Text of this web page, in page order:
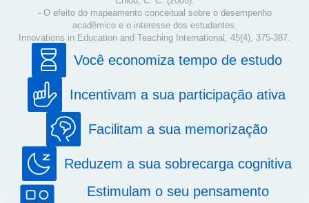
- O efeito do mapeamento conceitual sobre o desempenho
acadêmico e o interesse dos estudantes.
Innovations in Education and Teaching International, 45(4), 375-387.
Você economiza tempo de estudo
Incentivam a sua participação ativa
Facilitam a sua memorização
Reduzem a sua sobrecarga cognitiva
Estimulam o seu pensamento